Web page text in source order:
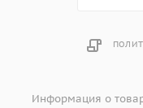
Информация о